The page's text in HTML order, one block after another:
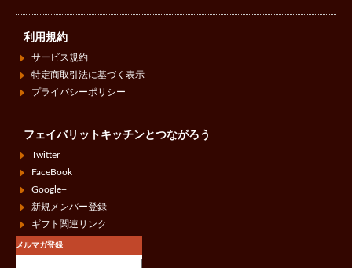
利用規約
サービス規約
特定商取引法に基づく表示
プライバシーポリシー
フェイバリットキッチンとつながろう
Twitter
FaceBook
Google+
新規メンバー登録
ギフト関連リンク
メルマガ登録